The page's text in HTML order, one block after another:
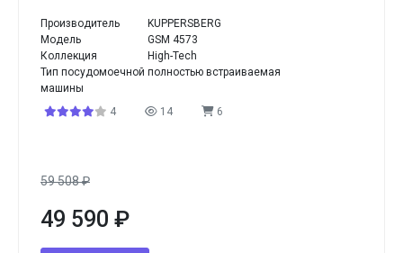
Производитель
KUPPERSBERG
Модель
GSM 4573
Коллекция
High-Tech
Тип посудомоечной
машины
полностью встраиваемая
4 14 6
59 508₽
49 590 ₽